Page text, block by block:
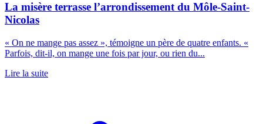
La misère terrasse l’arrondissement du Môle-Saint-
Nicolas
« On ne mange pas assez », témoigne un père de quatre enfants. «
Parfois, dit-il, on mange une fois par jour, ou rien du...
Lire la suite